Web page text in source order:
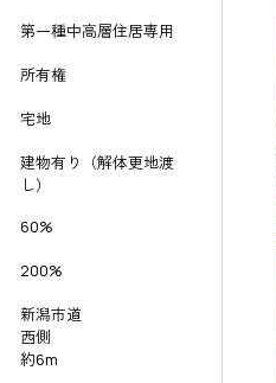
第一種中高層住居専用
所有権
宅地
建物有り（解体更地渡
し）
60%
200%
新潟市道
西側
約6m